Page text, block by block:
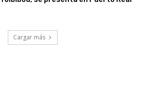
Cargar más